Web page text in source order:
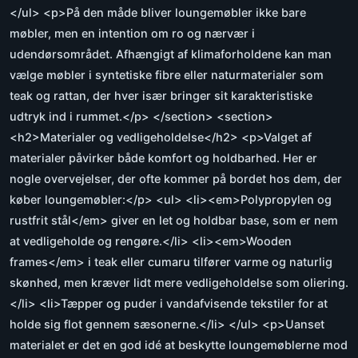
</ul> <p>På den måde bliver loungemøbler ikke bare
møbler, men en intention om ro og nærvær i
udendørsområdet. Afhængigt af klimaforholdene kan man
vælge møbler i syntetiske fibre eller naturmaterialer som
teak og rattan, der hver især bringer sit karakteristiske
udtryk ind i rummet.</p> </section> <section>
<h2>Materialer og vedligeholdelse</h2> <p>Valget af
materialer påvirker både komfort og holdbarhed. Her er
nogle overvejelser, der ofte kommer på bordet hos dem, der
køber loungemøbler:</p> <ul> <li><em>Polypropylen og
rustfrit stål</em> giver en let og holdbar base, som er nem
at vedligeholde og rengøre.</li> <li><em>Wooden
frames</em> i teak eller cumaru tilfører varme og naturlig
skønhed, men kræver lidt mere vedligeholdelse som oliering.
</li> <li>Tæpper og puder i vandafvisende tekstiler for at
holde sig flot gennem sæsonerne.</li> </ul> <p>Uanset
materialet er det en god idé at beskytte loungemøblerne mod